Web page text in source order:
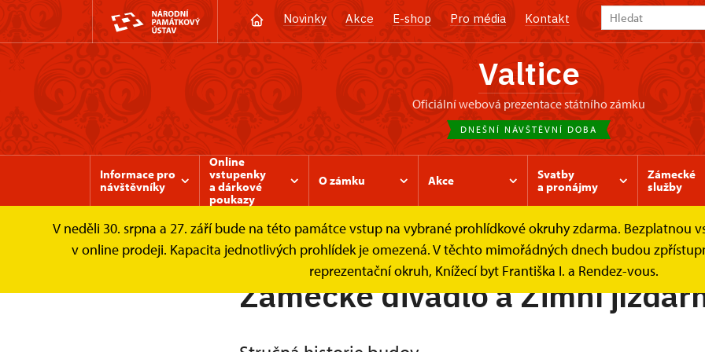
Novinky Akce E-shop Pro média Kontakt
Valtice
oficiální webová prezentace státního zámku
DNEŠNÍ NÁVŠTĚVNÍ DOBA
Informace pro
návštěvníky
Online
vstupenky
a dárkové
poukazy
O zámku Akce
Svatby
a pronájmy
Zámecké
služby
V neděli 30. srpna a 27. září bude na této památce vstup na vybrané prohlídkové okruhy zdarma. Bezplatnou
v online prodeji. Kapacita jednotlivých prohlídek je omezená. V těchto mimořádných dnech budou
reprezentační okruh, Knížecí byt Františka I. a Rendez-vous.
Zámek Valtice O zámku NCDT - Divadlo a jízdárna Historie a současnost
Zámecké divadlo a Zimní